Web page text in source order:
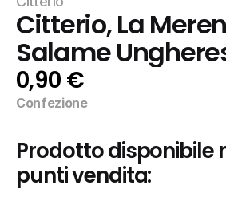
Citterio, La
Salame
0,90 €
Confezione
Prodotto disponibile
punti vendita: